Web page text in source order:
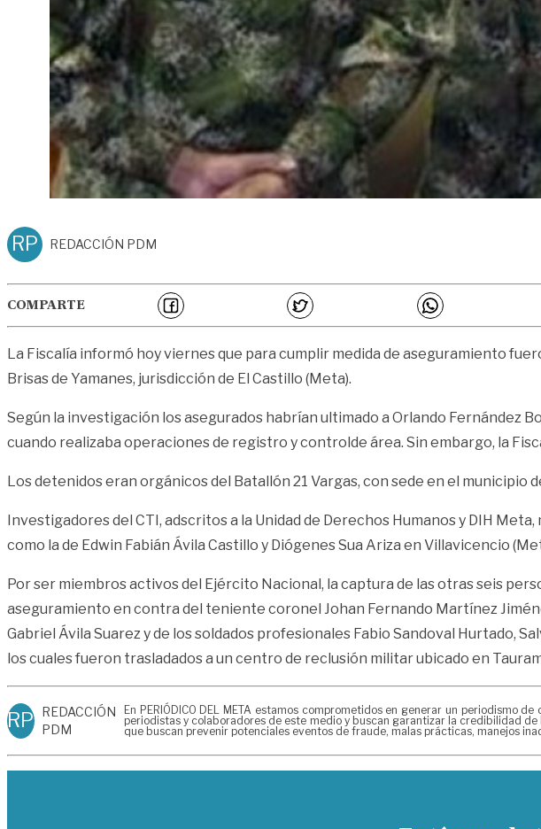
RP REDACCIÓN PDM
COMPARTE
La Fiscalía informó hoy viernes que para cumplir medida de aseguramiento
Brisas de Yamanes, jurisdicción de El Castillo (Meta).
Según la investigación los asegurados habrían ultimado a Orlando Fernández
cuando realizaba operaciones de registro y controlde área. Sin embargo, la
Los detenidos eran orgánicos del Batallón 21 Vargas, con sede en el municipio
Investigadores del CTI, adscritos a la Unidad de Derechos Humanos y DIH
como la de Edwin Fabián Ávila Castillo y Diógenes Sua Ariza en Villavicencio
Por ser miembros activos del Ejército Nacional, la captura de las otras seis
aseguramiento en contra del teniente coronel Johan Fernando Martínez
Gabriel Ávila Suarez y de los soldados profesionales Fabio Sandoval Hurtado,
los cuales fueron trasladados a un centro de reclusión militar ubicado en
RP REDACCIÓN
PDM
En PERIÓDICO DEL META estamos comprometidos en generar un periodismo
periodistas y colaboradores de este medio y buscan garantizar la credibilidad
que buscan prevenir potenciales eventos de fraude, malas prácticas, manejos